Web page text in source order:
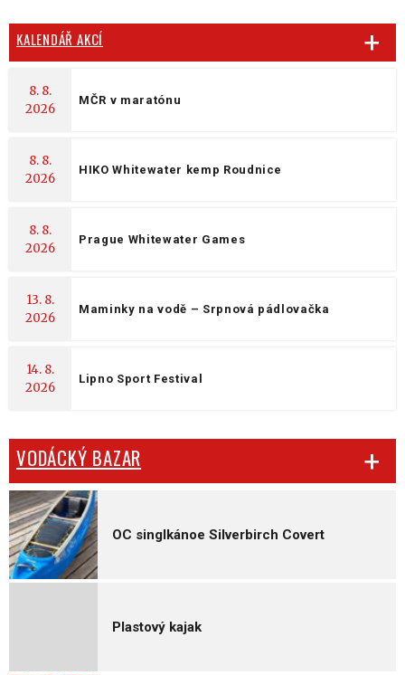
KALENDÁŘ AKCÍ
8. 8.
2026
MČR v maratónu
8. 8.
2026
HIKO Whitewater kemp Roudnice
8. 8.
2026
Prague Whitewater Games
13. 8.
2026
Maminky na vodě – Srpnová pádlovačka
14. 8.
2026
Lipno Sport Festival
VODÁCKÝ BAZAR
OC singlkánoe Silverbirch Covert
Plastový kajak